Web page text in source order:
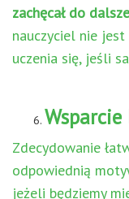
zachęcał do
nauczyciel nie
uczenia się, jeśli
Zdecydowanie
odpowiednią
jeżeli będziemy